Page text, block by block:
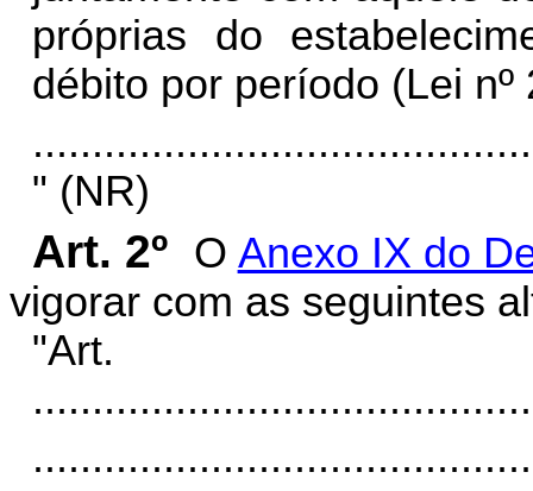
próprias do
débito por período (Lei nº
" (NR)
Art. 2º O Anexo IX do
vigorar com as seguintes